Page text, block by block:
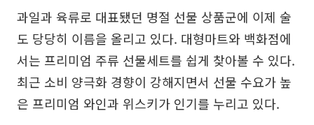
과일과 육류로 대표됐던 명절 선물 상품군에 이제 술
도 당당히 이름을 올리고 있다. 대형마트와 백화점에
서는 프리미엄 주류 선물세트를 쉽게 찾아볼 수 있다.
최근 소비 양극화 경향이 강해지면서 선물 수요가 높
은 프리미엄 와인과 위스키가 인기를 누리고 있다.